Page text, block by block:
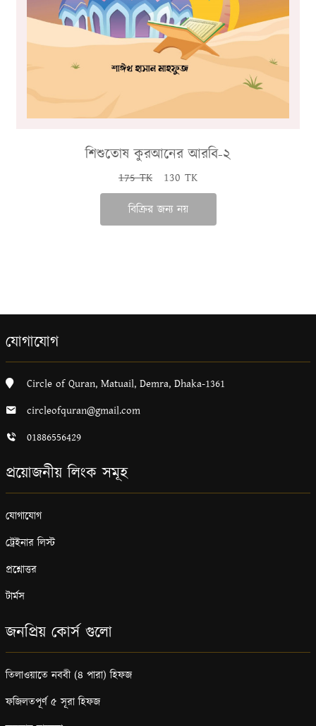
শিশুতোষ কুরআনের আরবি-২
175 TK 130 TK
বিক্রির জন্য নয়
যোগাযোগ
Circle of Quran, Matuail, Demra, Dhaka-1361
circleofquran@gmail.com
01886556429
প্রয়োজনীয় লিংক সমূহ
যোগাযোগ
ট্রেইনার লিস্ট
প্রশ্নোত্তর
টার্মস
জনপ্রিয় কোর্স গুলো
তিলাওয়াতে নববী (৪ পারা) হিফজ
ফজিলতপূর্ণ ৫ সূরা হিফজ